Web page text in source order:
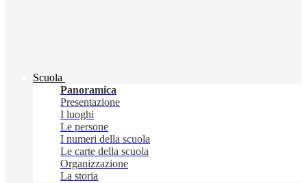
Scuola
Panoramica
Presentazione
I luoghi
Le persone
I numeri della scuola
Le carte della scuola
Organizzazione
La storia